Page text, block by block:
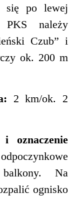
się po lewej
PKS należy
Czub” i
ok. 200 m
2 km/ok. 2
oznaczenie
Na
ognisko